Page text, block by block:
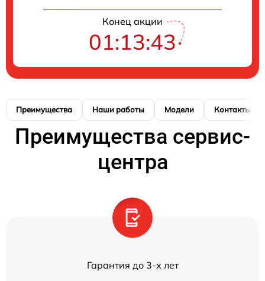
Конец акции
01:13:42
Преимущества Наши работы Модели Контакты
Преимущества сервис-
центра
Гарантия до 3-х лет